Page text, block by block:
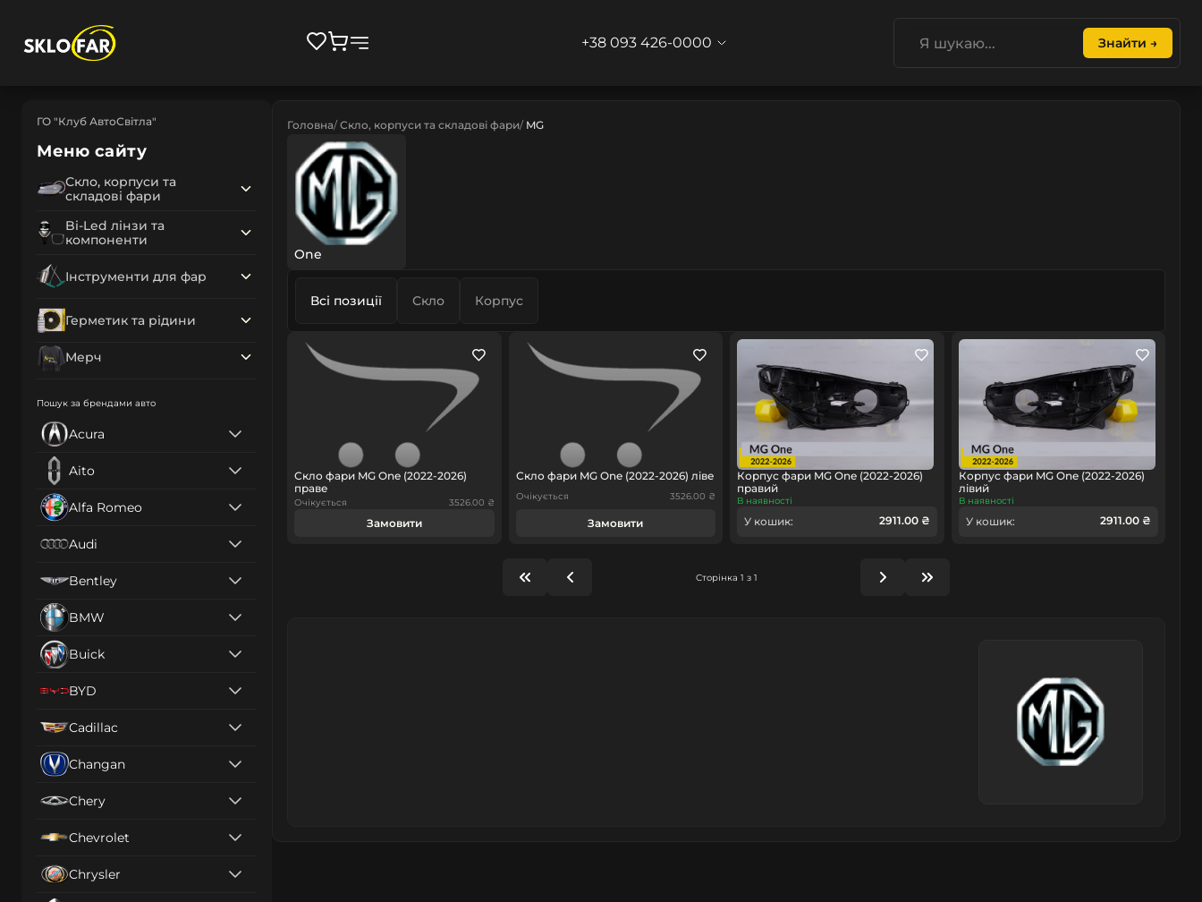
+38 093 426-0000 Знайти →
ГО "Клуб АвтоСвітла"
Меню сайту
Скло, корпуси та
складові фари
Bi-Led лінзи та
компоненти
Інструменти для фар
Герметик та рідини
Мерч
Пошук за брендами авто
Acura
Aito
Alfa Romeo
Audi
Bentley
BMW
Buick
BYD
Cadillac
Changan
Chery
Chevrolet
Chrysler
Головна Скло, корпуси та складові фари MG
One
Всі позиції Скло Корпус
Скло фари MG One (2022-2026)
праве
Очікується 3526.00 ₴
Замовити
Скло фари MG One (2022-2026) ліве
Очікується 3526.00 ₴
Замовити
Корпус фари MG One (2022-2026)
правий
В наявності
У кошик: 2911.00 ₴
Корпус фари MG One (2022-2026)
лівий
В наявності
У кошик: 2911.00 ₴
Сторінка 1 з 1